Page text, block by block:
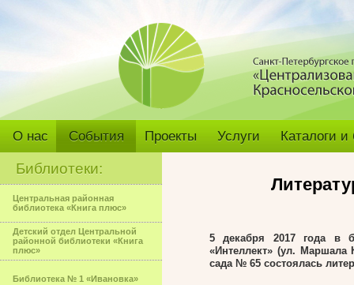
О нас События Проекты Услуги Каталоги
Библиотеки:
Центральная районная
библиотека «Книга плюс»
Детский отдел Центральной
районной библиотеки «Книга
плюс»
Библиотека № 1 «Ивановка»
5 декабря 2017 годав
«Интеллект» (ул. Маршала
сада № 65 состоялась